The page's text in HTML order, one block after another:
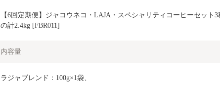
【6回定期便】ジャコウネコ・LAJA・スペシャリティコーヒーセット3
の計2.4kg [FBR011]
内容量
ラジャブレンド：100g×1袋、